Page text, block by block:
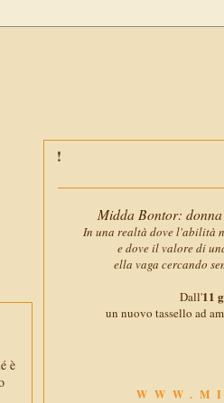
Midda Bontor:
In una realtà dove l'abilità
e dove il valore di
ella vaga cercando
Dall'11
un nuovo tassello ad
è